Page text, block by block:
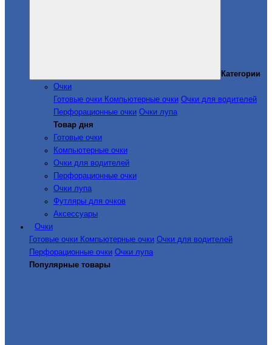
Категории
Очки
Готовые очки Компьютерные очки Очки для водителей
Перфорационные очки Очки лупа
Товар дня
Готовые очки
Компьютерные очки
Очки для водителей
Перфорационные очки
Очки лупа
Футляры для очков
Аксессуары
Очки
Готовые очки Компьютерные очки Очки для водителей
Перфорационные очки Очки лупа
Популярные товары